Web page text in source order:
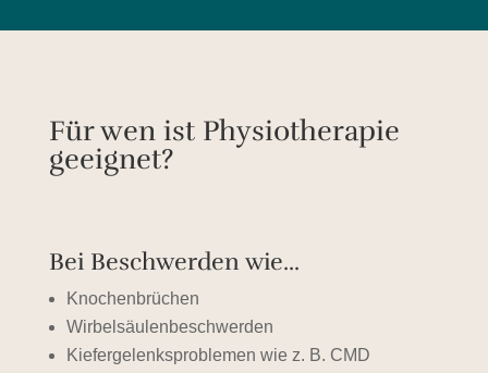
Für wen ist Physiotherapie
geeignet?
Bei Beschwerden wie...
Knochenbrüchen
Wirbelsäulenbeschwerden
Kiefergelenksproblemen wie z. B. CMD